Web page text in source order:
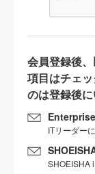
会員登録後
項目はチェ
のは登録後に
ITリーダー
SHOEISHA